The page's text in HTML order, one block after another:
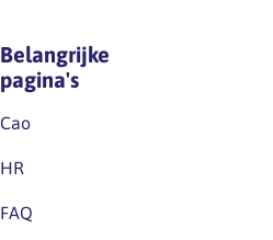
Belangrijke
pagina's
Cao
HR
FAQ